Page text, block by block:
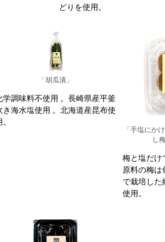
どりを使用。
「胡瓜漬」
学調味料不使用 。長崎県産平釜
き海水塩使用 。北海道産昆布使
。
「手塩にか
し
梅と塩だけ
原料の梅は
で栽培した
使用。